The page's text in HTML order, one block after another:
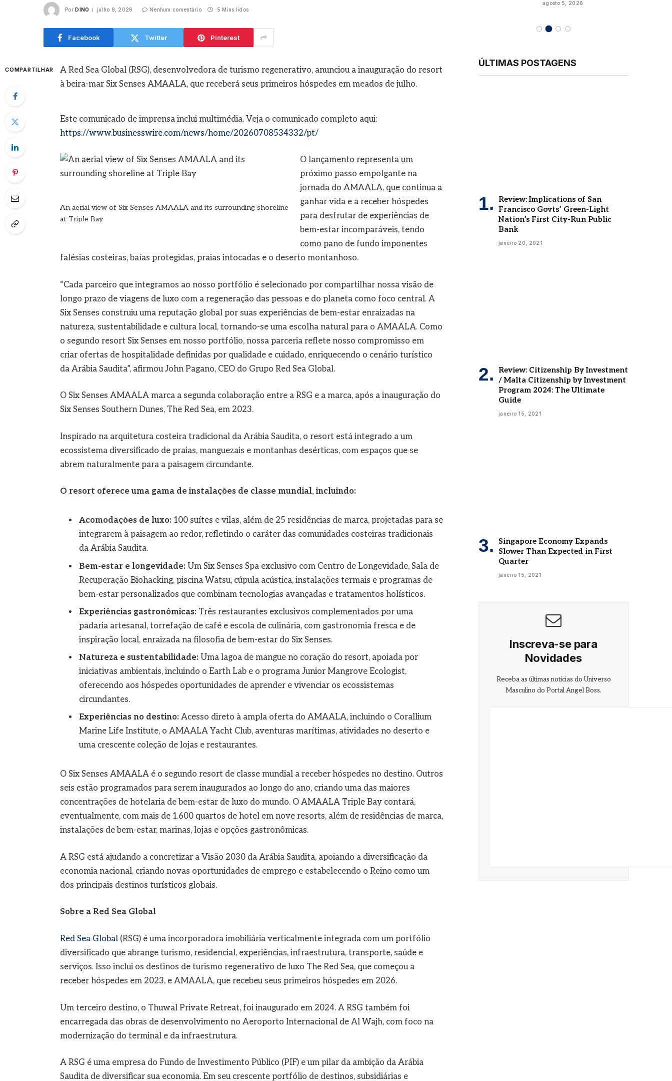
Por DINO julho 9, 2026 Nenhum comentário 5 Mins lidos
Facebook Twitter Pinterest
COMPARTILHAR
A Red Sea Global (RSG), desenvolvedora de turismo regenerativo, anunciou a inauguração do resort
à beira-mar Six Senses AMAALA, que receberá seus primeiros hóspedes em meados de julho.
Este comunicado de imprensa inclui multimédia. Veja o comunicado completo aqui:
https://www.businesswire.com/news/home/20260708534332/pt/
An aerial view of Six Senses AMAALA and its surrounding shoreline
at Triple Bay
O lançamento representa um
próximo passo empolgante na
jornada do AMAALA, que continua a
ganhar vida e a receber hóspedes
para desfrutar de experiências de
bem-estar incomparáveis, tendo
como pano de fundo imponentes
falésias costeiras, baías protegidas, praias intocadas e o deserto montanhoso.
“Cada parceiro que integramos ao nosso portfólio é selecionado por compartilhar nossa visão de
longo prazo de viagens de luxo com a regeneração das pessoas e do planeta como foco central. A
Six Senses construiu uma reputação global por suas experiências de bem-estar enraizadas na
natureza, sustentabilidade e cultura local, tornando-se uma escolha natural para o AMAALA. Como
o segundo resort Six Senses em nosso portfólio, nossa parceria reflete nosso compromisso em
criar ofertas de hospitalidade definidas por qualidade e cuidado, enriquecendo o cenário turístico
da Arábia Saudita”, afirmou John Pagano, CEO do Grupo Red Sea Global.
O Six Senses AMAALA marca a segunda colaboração entre a RSG e a marca, após a inauguração do
Six Senses Southern Dunes, The Red Sea, em 2023.
Inspirado na arquitetura costeira tradicional da Arábia Saudita, o resort está integrado a um
ecossistema diversificado de praias, manguezais e montanhas desérticas, com espaços que se
abrem naturalmente para a paisagem circundante.
O resort oferece uma gama de instalações de classe mundial, incluindo:
Acomodações de luxo:100 suítes e vilas, além de 25 residências de marca, projetadas para se
integrarem à paisagem ao redor, refletindo o caráter das comunidades costeiras tradicionais
da Arábia Saudita.
Bem-estar e longevidade:Um Six Senses Spa exclusivo com Centro de Longevidade, Sala de
Recuperação Biohacking, piscina Watsu, cúpula acústica, instalações termais e programas de
bem-estar personalizados que combinam tecnologias avançadas e tratamentos holísticos.
Experiências gastronômicas:Três restaurantes exclusivos complementados por uma
padaria artesanal, torrefação de café e escola de culinária, com gastronomia fresca e de
inspiração local, enraizada na filosofia de bem-estar do Six Senses.
Natureza e sustentabilidade:Uma lagoa de mangue no coração do resort, apoiada por
iniciativas ambientais, incluindo o Earth Lab e o programa Junior Mangrove Ecologist,
oferecendo aos hóspedes oportunidades de aprender e vivenciar os ecossistemas
circundantes.
Experiências no destino:Acesso direto à ampla oferta do AMAALA, incluindo o Corallium
Marine Life Institute, o AMAALA Yacht Club, aventuras marítimas, atividades no deserto e
uma crescente coleção de lojas e restaurantes.
O Six Senses AMAALA é o segundo resort de classe mundial a receber hóspedes no destino. Outros
seis estão programados para serem inaugurados ao longo do ano, criando uma das maiores
concentrações de hotelaria de bem-estar de luxo do mundo. O AMAALA Triple Bay contará,
eventualmente, com mais de 1.600 quartos de hotel em nove resorts, além de residências de marca,
instalações de bem-estar, marinas, lojas e opções gastronômicas.
A RSG está ajudando a concretizar a Visão 2030 da Arábia Saudita, apoiando a diversificação da
economia nacional, criando novas oportunidades de emprego e estabelecendo o Reino como um
dos principais destinos turísticos globais.
Sobre a Red Sea Global
Red Sea Global(RSG) é uma incorporadora imobiliária verticalmente integrada com um portfólio
diversificado que abrange turismo, residencial, experiências, infraestrutura, transporte, saúde e
serviços. Isso inclui os destinos de turismo regenerativo de luxo The Red Sea, que começou a
receber hóspedes em 2023, e AMAALA, que recebeu seus primeiros hóspedes em 2026.
Um terceiro destino, o Thuwal Private Retreat, foi inaugurado em 2024. A RSG também foi
encarregada das obras de desenvolvimento no Aeroporto Internacional de Al Wajh, com foco na
modernização do terminal e da infraestrutura.
A RSG é uma empresa do Fundo de Investimento Público (PIF) e um pilar da ambição da Arábia
Saudita de diversificar sua economia. Em seu crescente portfólio de destinos, subsidiárias e
agosto 5, 2026
agosto 5, 2026
ÚLTIMAS POSTAGENS
Review: Implications of San
Francisco Govts’ Green-Light
Nation’s First City-Run Public
Bank
janeiro 20, 2021
Review: Citizenship By Investment
/ Malta Citizenship by Investment
Program 2024: The Ultimate
Guide
janeiro 15, 2021
Singapore Economy Expands
Slower Than Expected in First
Quarter
janeiro 15, 2021
Inscreva-se para
Novidades
Receba as últimas notícias do Universo
Masculino do Portal Angel Boss.